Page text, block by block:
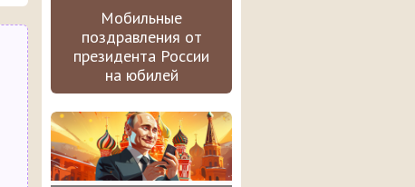
Мобильные
поздравления от
президента России
на юбилей